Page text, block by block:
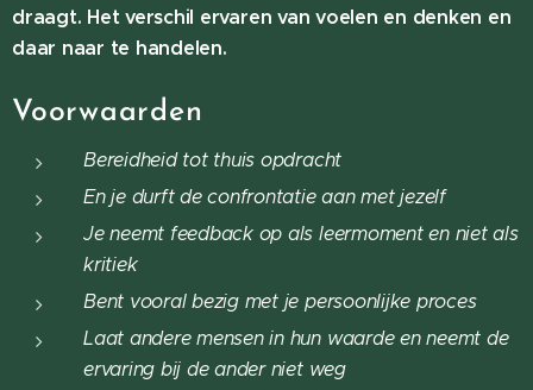
draagt. Het verschil ervaren van voelen en denken en
daar naar te handelen.
Voorwaarden
Bereidheid tot thuis opdracht
En je durft de confrontatie aan met jezelf
Je neemt feedback op als leermoment en niet als
kritiek
Bent vooral bezig met je persoonlijke proces
Laat andere mensen in hun waarde en neemt de
ervaring bij de ander niet weg